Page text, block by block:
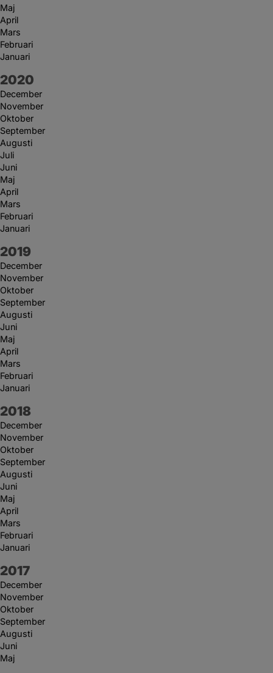
Maj
April
Mars
Februari
Januari
År:
2020
December
November
Oktober
September
Augusti
Juli
Juni
Maj
April
Mars
Februari
Januari
År:
2019
December
November
Oktober
September
Augusti
Juni
Maj
April
Mars
Februari
Januari
År:
2018
December
November
Oktober
September
Augusti
Juni
Maj
April
Mars
Februari
Januari
År:
2017
December
November
Oktober
September
Augusti
Juni
Maj